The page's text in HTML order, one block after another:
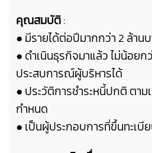
คุณสมบัติ:
● มีรายได้ต่อปีมากกว่า 2 ล้าน
● ดำเนินธุรกิจมาแล้ว ไม่น้อยก
ประสบการณ์ผู้บริหารได้
● ประวัติการชำระหนี้ปกติ ตาม
กำหนด
● เป็นผู้ประกอบการที่ขึ้นทะเบี